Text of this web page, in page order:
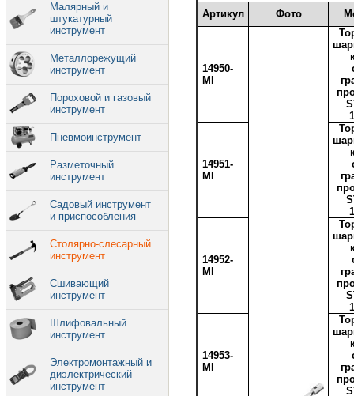
Малярный и
штукатурный
инструмент
Металлорежущий
инструмент
Пороховой и газовый
инструмент
Пневмоинструмент
Разметочный
инструмент
Садовый инструмент
и приспособления
Столярно-слесарный
инструмент
Сшивающий
инструмент
Шлифовальный
инструмент
Электромонтажный и
диэлектрический
инструмент
Артикул Фото
14950-
MI
14951-
MI
14952-
MI
14953-
MI